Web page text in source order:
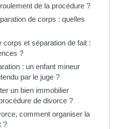
de la procédure ?
de corps : quelles
corps et séparation de fait :
?
: un enfant mineur
par le juge ?
un bien immobilier
de divorce ?
comment organiser la
?